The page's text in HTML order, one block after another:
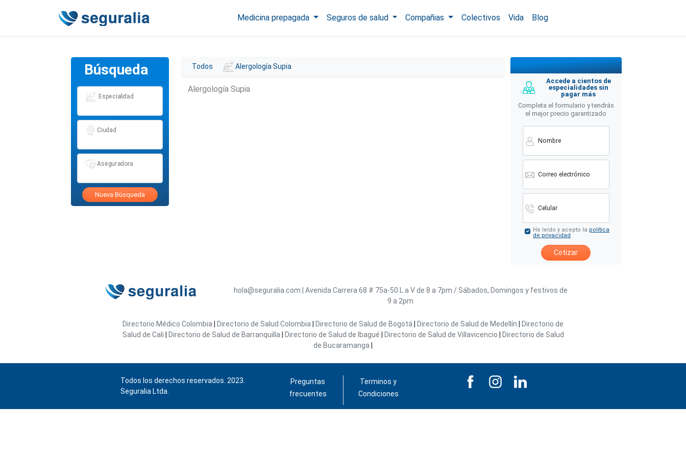
Medicina prepagada Seguros de salud Compañias Colectivos Vida Blog
Búsqueda
Especialidad
Ciudad
Aseguradora
Nueva Búsqueda
Todos Alergología Supia
Alergología Supia
Accede a cientos de
especialidades sin
pagar más
Completa el formulario y tendrás
el mejor precio garantizado
Nombre
Correo electrónico
Celular
He leído y acepto la política
de privacidad
Cotizar
hola@seguralia.com Avenida Carrera 68 # 75a-50
L a V de 8 a 7pm / Sábados, Domingos y festivos de
9 a 2pm
Directorio Médico Colombia Directorio de Salud Colombia Directorio de Salud de Bogotá Directorio de Salud de Medellín
Directorio de
Salud de Cali
Directorio de Salud de Barranquilla Directorio de Salud de Ibagué Directorio de Salud de Villavicencio
Directorio de Salud
de Bucaramanga
Todos los derechos reservados. 2023.
Seguralia Ltda.
Preguntas
frecuentes
Terminos y
Condiciones